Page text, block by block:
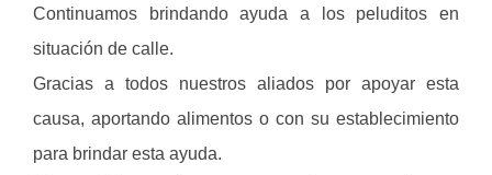
Continuamos brindando ayuda a los peluditos en
situación de calle.
Gracias a todos nuestros aliados por apoyar esta
causa, aportando alimentos o con su establecimiento
para brindar esta ayuda.